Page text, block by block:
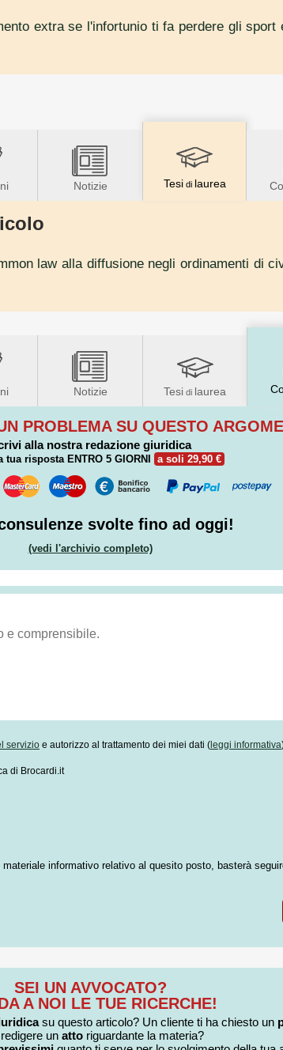
extra se l'infortunio ti fa perdere gli sport
Notizie Tesidi laurea
law alla diffusione negli ordinamenti di
Notizie Tesi di laurea
PROBLEMA SU QUESTO
alla nostra redazione giuridica
tua risposta ENTRO 5 GIORNI a soli 29,90 €
svolte fino ad oggi!
(vedi l'archivio completo)
servizio e autorizzo al trattamento dei miei dati (leggi informativa
di Brocardi.it
materiale informativo relativo al quesito posto, basterà
SEI UN AVVOCATO?
A NOI LE TUE RICERCHE!
su questo articolo? Un cliente ti ha chiesto un
un atto riguardante la materia?